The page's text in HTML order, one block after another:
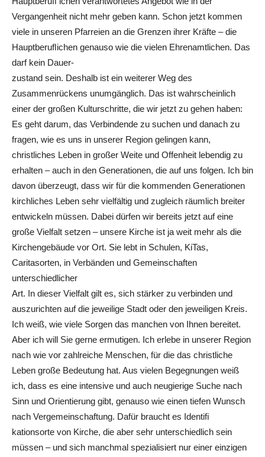
Vergangenheit nicht mehr geben kann. Schon jetzt kommen
viele in unseren Pfarreien an die Grenzen ihrer Kräfte – die
Hauptberuﬂichen genauso wie die vielen Ehrenamtlichen. Das
darf kein Dauer-
zustand sein. Deshalb ist ein weiterer Weg des
Zusammenrückens unumgänglich. Das ist wahrscheinlich
einer der großen Kulturschritte, die wir jetzt zu gehen haben:
Es geht darum, das Verbindende zu suchen und danach zu
fragen, wie es uns in unserer Region gelingen kann,
christliches Leben in großer Weite und Offenheit lebendig zu
erhalten – auch in den Generationen, die auf uns folgen. Ich bin
davon überzeugt, dass wir für die kommenden Generationen
kirchliches Leben sehr vielfältig und zugleich räumlich breiter
entwickeln müssen. Dabei dürfen wir bereits jetzt auf eine
große Vielfalt setzen – unsere Kirche ist ja weit mehr als die
Kirchengebäude vor Ort. Sie lebt in Schulen, KiTas,
Caritasorten, in Verbänden und Gemeinschaften
unterschiedlicher
Art. In dieser Vielfalt gilt es, sich stärker zu verbinden und
auszurichten auf die jeweilige Stadt oder den jeweiligen Kreis.
Ich weiß, wie viele Sorgen das manchen von Ihnen bereitet.
Aber ich will Sie gerne ermutigen. Ich erlebe in unserer Region
nach wie vor zahlreiche Menschen, für die das christliche
Leben große Bedeutung hat. Aus vielen Begegnungen weiß
ich, dass es eine intensive und auch neugierige Suche nach
Sinn und Orientierung gibt, genauso wie einen tiefen Wunsch
nach Vergemeinschaftung. Dafür braucht es Identiﬁ
kationsorte von Kirche, die aber sehr unterschiedlich sein
müssen – und sich manchmal spezialisiert nur einer einzigen